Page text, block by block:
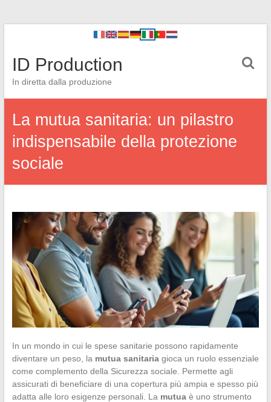
ID Production
In diretta dalla produzione
La mutua sanitaria: un pilastro
indispensabile della protezione
sociale
In un mondo in cui le spese sanitarie possono rapidamente
diventare un peso, la mutua sanitariagioca un ruolo essenziale
come complemento della Sicurezza sociale. Permette agli
assicurati di beneficiare di una copertura più ampia e spesso più
adatta alle loro esigenze personali. La mutuaè uno strumento